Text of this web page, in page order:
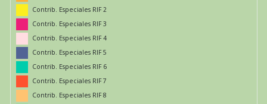
Contrib. Especiales RIF 2
Contrib. Especiales RIF 3
Contrib. Especiales RIF 4
Contrib. Especiales RIF 5
Contrib. Especiales RIF 6
Contrib. Especiales RIF 7
Contrib. Especiales RIF 8